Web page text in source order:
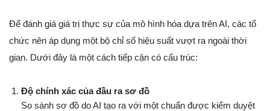
Để đánh giá giá trị thực sự của mô hình hóa dựa trên AI, các tổ
chức nên áp dụng một bộ chỉ số hiệu suất vượt ra ngoài thời
gian. Dưới đây là một cách tiếp cận có cấu trúc:
Độ chính xác của đầu ra sơ đồ
So sánh sơ đồ do AI tạo ra với một chuẩn được kiểm duyệt